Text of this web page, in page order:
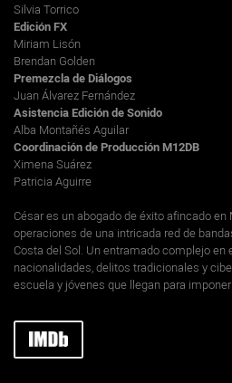
Silvia Torrico
Edición FX
Miriam Lisón
Brendan Golden
Premezcla de Diálogos
Juan Álvarez Fernández
Asistencia Edición de Sonido
Alba Montañés Aguilar
Coordinación de Producción M12DB
Ximena Suárez
Patricia Aguirre
César es un abogado de éxito afincado en
operaciones de una intricada red de
Costa del Sol. Un entramado complejo
nacionalidades, delitos tradicionales y
escuela y jóvenes que llegan para